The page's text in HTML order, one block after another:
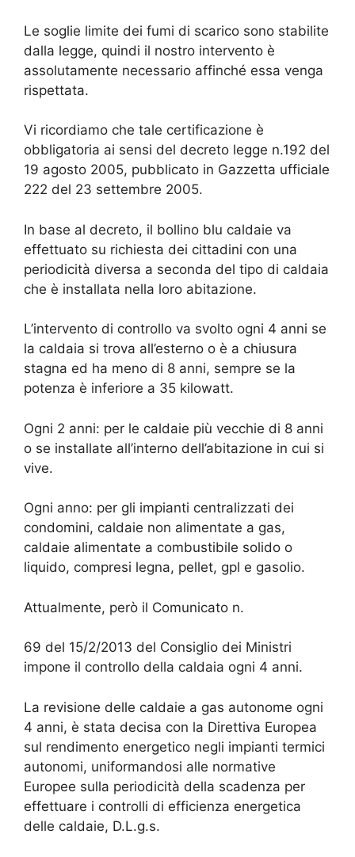
Le soglie limite dei fumi di scarico sono stabilite
dalla legge, quindi il nostro intervento è
assolutamente necessario affinché essa venga
rispettata.
Vi ricordiamo che tale certificazione è
obbligatoria ai sensi del decreto legge n.192 del
19 agosto 2005, pubblicato in Gazzetta ufficiale
222 del 23 settembre 2005.
In base al decreto, il bollino blu caldaie va
effettuato su richiesta dei cittadini con una
periodicità diversa a seconda del tipo di caldaia
che è installata nella loro abitazione.
L’intervento di controllo va svolto ogni 4 anni se
la caldaia si trova all’esterno o è a chiusura
stagna ed ha meno di 8 anni, sempre se la
potenza è inferiore a 35 kilowatt.
Ogni 2 anni: per le caldaie più vecchie di 8 anni
o se installate all’interno dell’abitazione in cui si
vive.
Ogni anno: per gli impianti centralizzati dei
condomini, caldaie non alimentate a gas,
caldaie alimentate a combustibile solido o
liquido, compresi legna, pellet, gpl e gasolio.
Attualmente, però il Comunicato n.
69 del 15/2/2013 del Consiglio dei Ministri
impone il controllo della caldaia ogni 4 anni.
La revisione delle caldaie a gas autonome ogni
4 anni, è stata decisa con la Direttiva Europea
sul rendimento energetico negli impianti termici
autonomi, uniformandosi alle normative
Europee sulla periodicità della scadenza per
effettuare i controlli di efficienza energetica
delle caldaie, D.L.g.s.